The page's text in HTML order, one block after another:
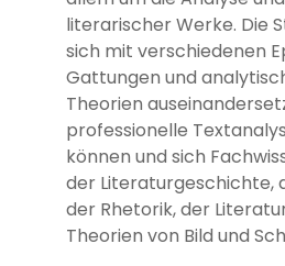
literarischer Werke. Die
sich mit verschiedenen
Gattungen und
Theorien
professionelle
können und sich
der Literaturgeschichte,
der Rhetorik, der
Theorien von Bild und